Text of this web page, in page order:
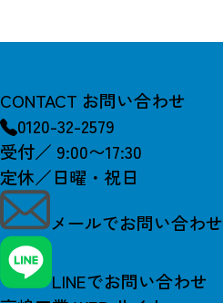
CONTACT お問い合わせ
0120-32-2579
受付／ 9:00〜17:30
定休／日曜・祝日
メールでお問い合わせ
LINEでお問い合わせ